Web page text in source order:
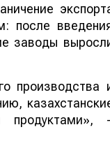
после
заводы
производства
продуктами»,